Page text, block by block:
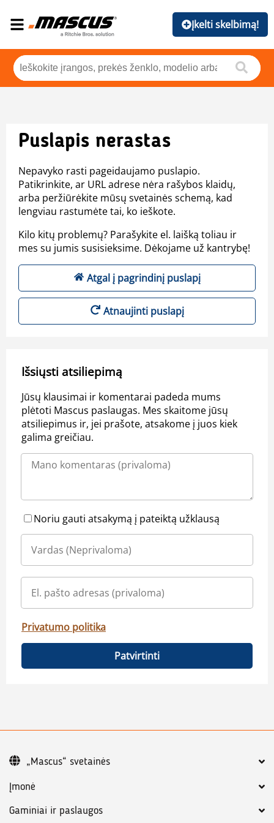
Įkelti skelbimą!
Puslapis nerastas
Nepavyko rasti pageidaujamo puslapio.
Patikrinkite, ar URL adrese nėra rašybos klaidų,
arba peržiūrėkite mūsų svetainės schemą, kad
lengviau rastumėte tai, ko ieškote.
Kilo kitų problemų? Parašykite el. laišką toliau ir
mes su jumis susisieksime. Dėkojame už kantrybę!
Atgal į pagrindinį puslapį
Atnaujinti puslapį
Išsiųsti atsiliepimą
Jūsų klausimai ir komentarai padeda mums
plėtoti Mascus paslaugas. Mes skaitome jūsų
atsiliepimus ir, jei prašote, atsakome į juos kiek
galima greičiau.
Noriu gauti atsakymą į pateiktą užklausą
Privatumo politika
Patvirtinti
Įmonė
Gaminiai ir paslaugos
„Mascus“ svetainės